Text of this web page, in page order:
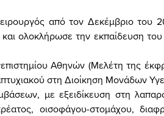
από τον Δεκέμβριο του
ολοκλήρωσε την εκπαίδευση
Αθηνών (Μελέτη της
στη Διοίκηση Μονάδων
με εξειδίκευση στη
οισοφάγου-στομάχου,